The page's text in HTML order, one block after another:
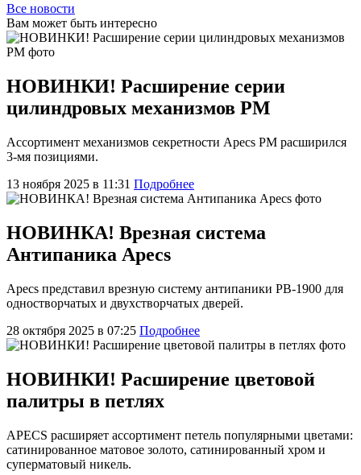
Все новости
Вам может быть интересно
НОВИНКИ! Расширение серии
цилиндровых механизмов PM
Ассортимент механизмов секретности Apecs PM расширился
3-мя позициями.
13 ноября 2025 в 11:31 Подробнее
НОВИНКА! Врезная система
Антипаника Apecs
Apecs представил врезную систему антипаники PB-1900 для
одностворчатых и двухстворчатых дверей.
28 октября 2025 в 07:25 Подробнее
НОВИНКИ! Расширение цветовой
палитры в петлях
APECS расширяет ассортимент петель популярными цветами:
сатинированное матовое золото, сатинированный хром и
суперматовый никель.